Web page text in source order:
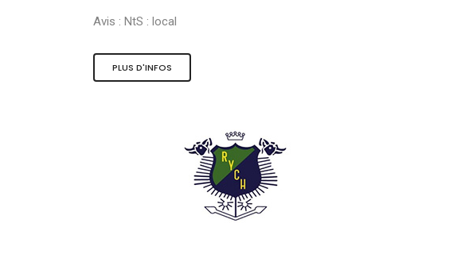
Avis : NtS : local
PLUS D'INFOS